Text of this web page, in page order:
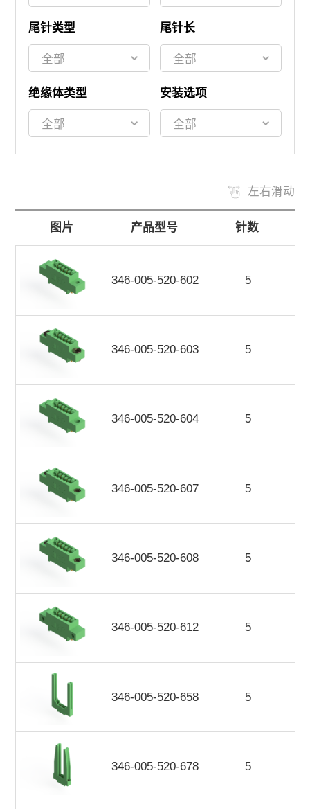
尾针类型 尾针长
绝缘体类型 安装选项
左右滑动
图片 产品型号 针数
346-005-520-602 5
346-005-520-603 5
346-005-520-604 5
346-005-520-607 5
346-005-520-608 5
346-005-520-612 5
346-005-520-658 5
346-005-520-678 5